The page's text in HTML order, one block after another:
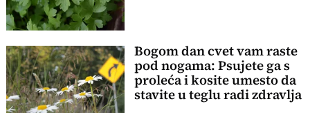
Bogom dan cvet vam raste
pod nogama: Psujete ga s
proleća i kosite umesto da
stavite u teglu radi zdravlja